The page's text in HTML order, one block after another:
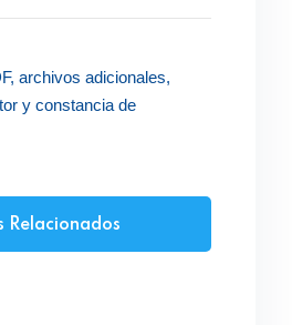
archivos adicionales,
y constancia de
Relacionados